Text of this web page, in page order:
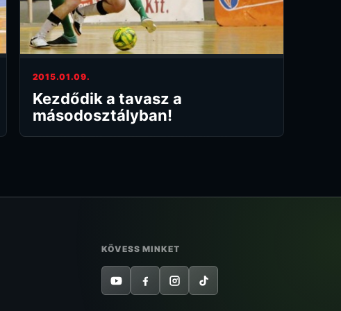
2015.01.09.
Kezdődik a tavasz a
másodosztályban!
KÖVESS MINKET